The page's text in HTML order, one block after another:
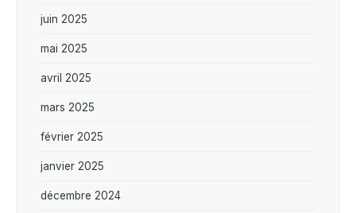
juin 2025
mai 2025
avril 2025
mars 2025
février 2025
janvier 2025
décembre 2024